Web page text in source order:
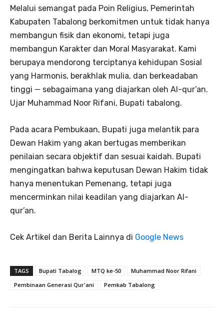
Melalui semangat pada Poin Religius, Pemerintah
Kabupaten Tabalong berkomitmen untuk tidak hanya
membangun fisik dan ekonomi, tetapi juga
membangun Karakter dan Moral Masyarakat. Kami
berupaya mendorong terciptanya kehidupan Sosial
yang Harmonis, berakhlak mulia, dan berkeadaban
tinggi — sebagaimana yang diajarkan oleh Al-qur’an.
Ujar Muhammad Noor Rifani, Bupati tabalong.
Pada acara Pembukaan, Bupati juga melantik para
Dewan Hakim yang akan bertugas memberikan
penilaian secara objektif dan sesuai kaidah. Bupati
mengingatkan bahwa keputusan Dewan Hakim tidak
hanya menentukan Pemenang, tetapi juga
mencerminkan nilai keadilan yang diajarkan Al-
qur’an.
Cek Artikel dan Berita Lainnya di Google News
TAGS Bupati Tabalog MTQ ke-50
Muhammad Noor Rifani
Pembinaan Generasi Qur'ani
Pemkab Tabalong